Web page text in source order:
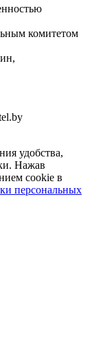
комитетом
удобства,
Нажав
cookie в
персональных